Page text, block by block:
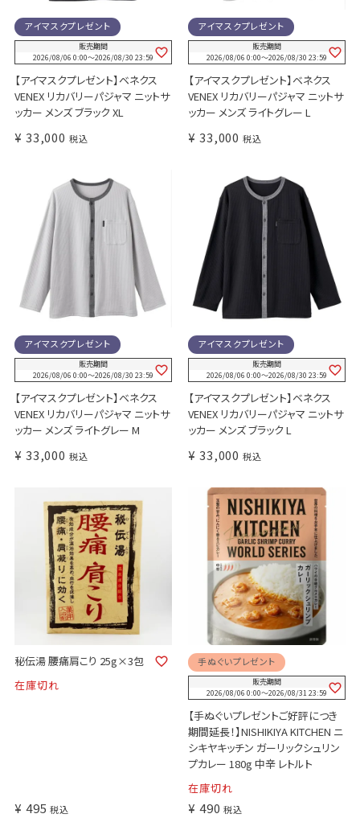
アイマスクプレゼント
販売期間
2026/08/06 0:00〜2026/08/30 23:59
【アイマスクプレゼント】ベネクス
VENEX リカバリーパジャマ ニットサ
ッカー メンズ ブラック XL
¥ 33,000 税込
アイマスクプレゼント
販売期間
2026/08/06 0:00〜2026/08/30 23:59
【アイマスクプレゼント】ベネクス
VENEX リカバリーパジャマ ニットサ
ッカー メンズ ライトグレー L
¥ 33,000 税込
アイマスクプレゼント
販売期間
2026/08/06 0:00〜2026/08/30 23:59
【アイマスクプレゼント】ベネクス
VENEX リカバリーパジャマ ニットサ
ッカー メンズ ライトグレー M
¥ 33,000 税込
アイマスクプレゼント
販売期間
2026/08/06 0:00〜2026/08/30 23:59
【アイマスクプレゼント】ベネクス
VENEX リカバリーパジャマ ニットサ
ッカー メンズ ブラック L
¥ 33,000 税込
秘伝湯 腰痛肩こり 25g×3包
在庫切れ
¥ 495 税込
手ぬぐいプレゼント
販売期間
2026/08/06 0:00〜2026/08/31 23:59
【手ぬぐいプレゼントご好評につき
期間延長！】NISHIKIYA KITCHEN ニ
シキヤキッチン ガーリックシュリン
プカレー 180g 中辛 レトルト
在庫切れ
¥ 490 税込